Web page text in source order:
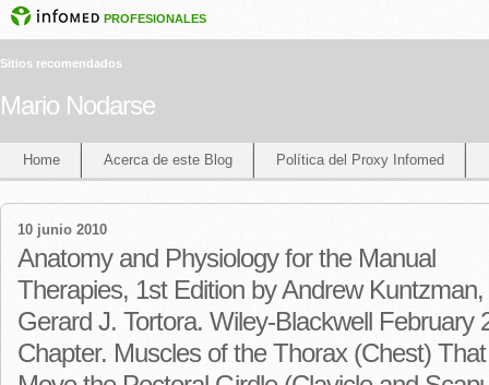
PROFESIONALES
Sitios recomendados
Mario Nodarse
Home Acerca de este Blog Política del Proxy Infomed
10 junio 2010
Anatomy and Physiology for the Manual
Therapies, 1st Edition by Andrew Kuntzman,
Gerard J. Tortora. Wiley-Blackwell February
Chapter. Muscles of the Thorax (Chest) That